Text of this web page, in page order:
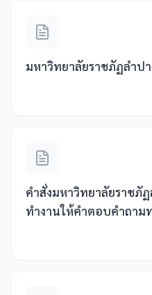
มหาวิทยาลัยราชภัฏลำปาง
คำสั่งมหาวิทยาลัยราชภั
ทำงานให้คำตอบคำถาม